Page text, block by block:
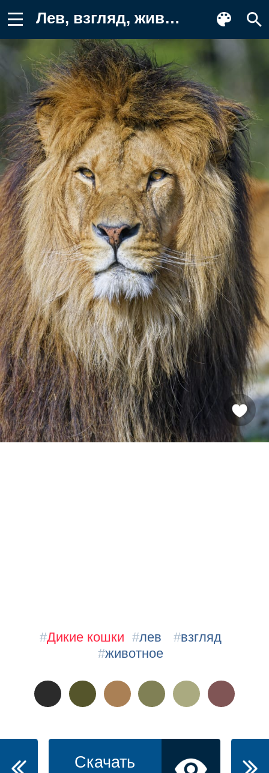
Лев, взгляд, животное Картинка для телефона
#Дикие кошки #лев #взгляд
#животное
Скачать